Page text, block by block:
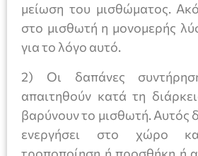
μείωση του μισθώματος.
στο μισθωτή η μονομερής
για το λόγο αυτό.
2) Οι δαπάνες
απαιτηθούν κατά τη
βαρύνουν το μισθωτή. Αυτός
ενεργήσει στο χώρο